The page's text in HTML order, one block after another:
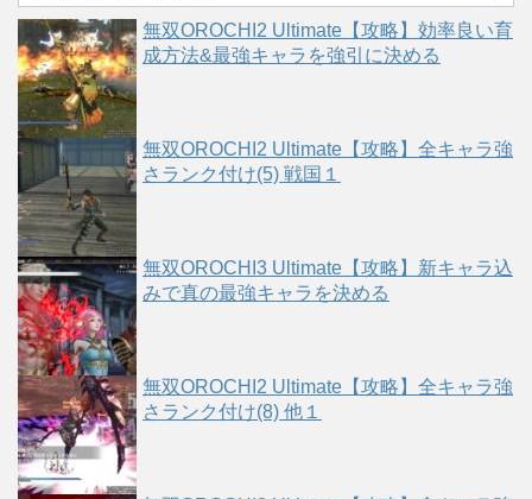
無双OROCHI2 Ultimate【攻略】効率良い育
成方法&最強キャラを強引に決める
無双OROCHI2 Ultimate【攻略】全キャラ強
さランク付け(5) 戦国１
無双OROCHI3 Ultimate【攻略】新キャラ込
みで真の最強キャラを決める
無双OROCHI2 Ultimate【攻略】全キャラ強
さランク付け(8) 他１